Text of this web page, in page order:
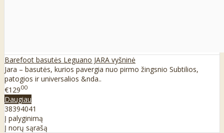
Barefoot basutės Leguano JARA vyšninė
Jara – basutės, kurios pavergia nuo pirmo žingsnio Subtilios,
patogios ir universalios &nda..
€12900
Daugiau
38394041
Į palyginimą
Į norų sąrašą